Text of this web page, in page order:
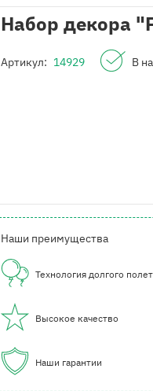
Набор декора
Артикул: 14929 В
Наши преимущества
Технология долгого
Высокое качество
Наши гарантии